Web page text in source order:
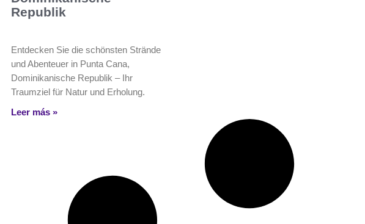
Republik
Entdecken Sie die schönsten Strände
und Abenteuer in Punta Cana,
Dominikanische Republik – Ihr
Traumziel für Natur und Erholung.
Leer más »